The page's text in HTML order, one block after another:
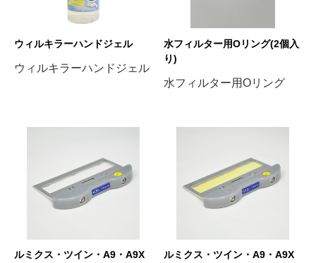
ウィルキラーハンドジェル
ウィルキラーハンドジェル
水フィルター用Oリング(2個入
り)
水フィルター用Oリング
ルミクス・ツイン・A9・A9X
ルミクス・ツイン・A9・A9X